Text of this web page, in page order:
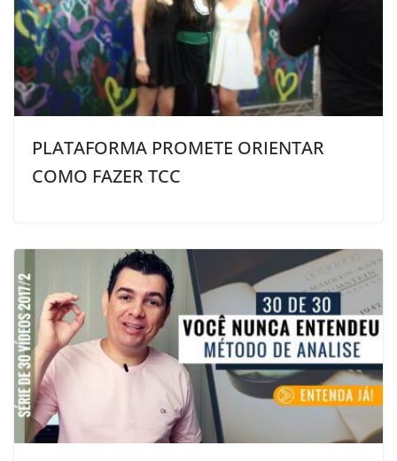
PLATAFORMA PROMETE ORIENTAR
COMO FAZER TCC